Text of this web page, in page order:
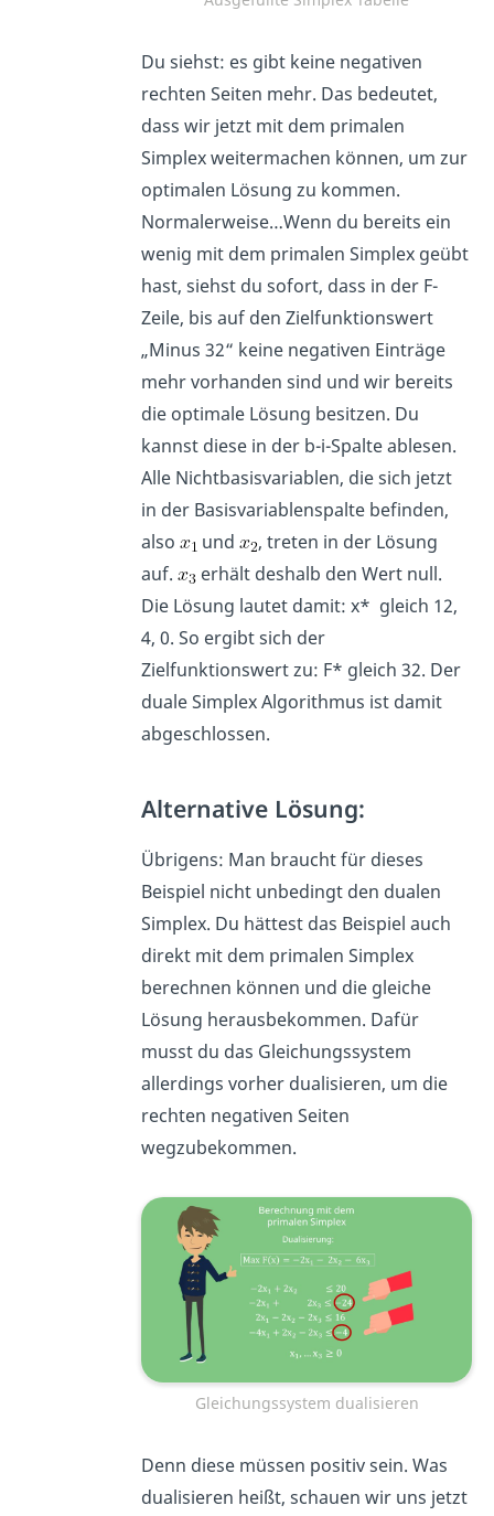
Du siehst: es gibt keine negativen
rechten Seiten mehr. Das bedeutet,
dass wir jetzt mit dem primalen
Simplex weitermachen können, um zur
optimalen Lösung zu kommen.
Normalerweise…Wenn du bereits ein
wenig mit dem primalen Simplex geübt
hast, siehst du sofort, dass in der F-
Zeile, bis auf den Zielfunktionswert
„Minus 32“ keine negativen Einträge
mehr vorhanden sind und wir bereits
die optimale Lösung besitzen. Du
kannst diese in der b-i-Spalte ablesen.
Alle Nichtbasisvariablen, die sich jetzt
in der Basisvariablenspalte befinden,
also
und
, treten in der Lösung
auf.
erhält deshalb den Wert null.
Die Lösung lautet damit: x* gleich 12,
4, 0. So ergibt sich der
Zielfunktionswert zu: F* gleich 32. Der
duale Simplex Algorithmus ist damit
abgeschlossen.
Alternative Lösung:
Übrigens: Man braucht für dieses
Beispiel nicht unbedingt den dualen
Simplex. Du hättest das Beispiel auch
direkt mit dem primalen Simplex
berechnen können und die gleiche
Lösung herausbekommen. Dafür
musst du das Gleichungssystem
allerdings vorher dualisieren, um die
rechten negativen Seiten
wegzubekommen.
Gleichungssystem dualisieren
Denn diese müssen positiv sein. Was
dualisieren heißt, schauen wir uns jetzt